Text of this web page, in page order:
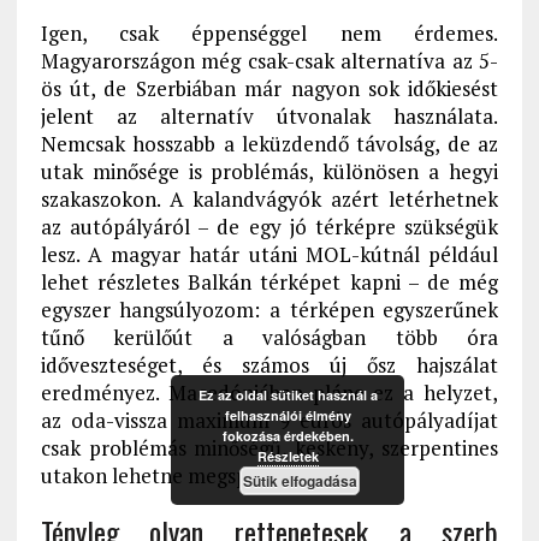
Igen, csak éppenséggel nem érdemes.
Magyarországon még csak-csak alternatíva az 5-
ös út, de Szerbiában már nagyon sok időkiesést
jelent az alternatív útvonalak használata.
Nemcsak hosszabb a leküzdendő távolság, de az
utak minősége is problémás, különösen a hegyi
szakaszokon. A kalandvágyók azért letérhetnek
az autópályáról – de egy jó térképre szükségük
lesz. A magyar határ utáni MOL-kútnál például
lehet részletes Balkán térképet kapni – de még
egyszer hangsúlyozom: a térképen egyszerűnek
tűnő kerülőút a valóságban több óra
időveszteséget, és számos új ősz hajszálat
eredményez. Macedóniában pláne ez a helyzet,
az oda-vissza maximum 9 eurós autópályadíjat
csak problémás minőségű, keskeny, szerpentines
utakon lehetne megspórolni.
Tényleg olyan rettenetesek a szerb
Ez az oldal sütiket használ a
felhasználói élmény
fokozása érdekében.
Részletek
Sütik elfogadása